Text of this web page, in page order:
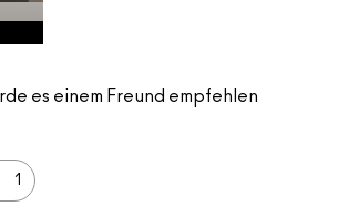
es einem Freund empfehlen
1